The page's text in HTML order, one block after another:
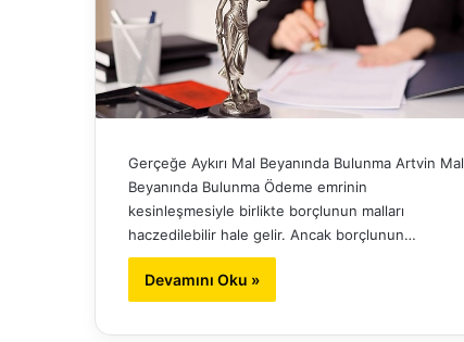
Gerçeğe Aykırı Mal Beyanında Bulunma Artvin Mal
Beyanında Bulunma Ödeme emrinin
kesinleşmesiyle birlikte borçlunun malları
haczedilebilir hale gelir. Ancak borçlunun…
Devamını Oku »